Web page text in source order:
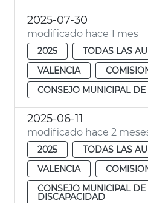
2025-07-30
modificado hace 1 mes
2025
TODAS LAS
VALENCIA
CONSEJO MUNICIPAL
2025-06-11
modificado hace 2
2025
TODAS LAS
VALENCIA
CONSEJO MUNICIPAL
DISCAPACIDAD